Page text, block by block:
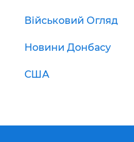
Військовий Огляд
Новини Донбасу
США